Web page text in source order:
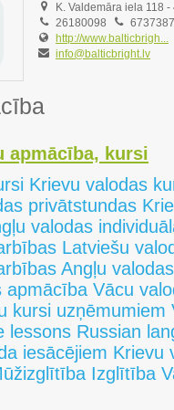
K. Valdemāra iela 118
26180098
http://www.balticbrigh...
info@balticbright.lv
apmācība, kursi
Krievu valodas
privātstundas
valodas
Latviešu
Angļu
apmācība Vācu
kursi
lessons Russian
iesācējiem Krievu
Izglītība